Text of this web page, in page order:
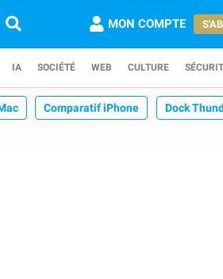
MON COMPTE
IA SOCIÉTÉ WEB CULTURE
Comparatif iPhone Dock